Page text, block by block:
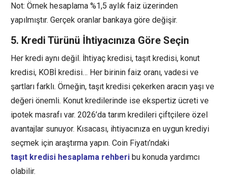
Not: Örnek hesaplama %1,5 aylık faiz üzerinden
yapılmıştır. Gerçek oranlar bankaya göre değişir.
5. Kredi Türünü İhtiyacınıza Göre Seçin
Her kredi aynı değil. İhtiyaç kredisi, taşıt kredisi, konut
kredisi, KOBİ kredisi… Her birinin faiz oranı, vadesi ve
şartları farklı. Örneğin, taşıt kredisi çekerken aracın yaşı ve
değeri önemli. Konut kredilerinde ise ekspertiz ücreti ve
ipotek masrafı var. 2026’da tarım kredileri çiftçilere özel
avantajlar sunuyor. Kısacası, ihtiyacınıza en uygun krediyi
seçmek için araştırma yapın. Coin Fiyatı’ndaki
taşıt kredisi hesaplama rehberi bu konuda yardımcı
olabilir.